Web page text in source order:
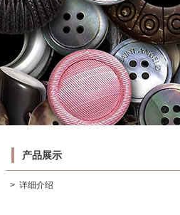
产品展示
> 详细介绍